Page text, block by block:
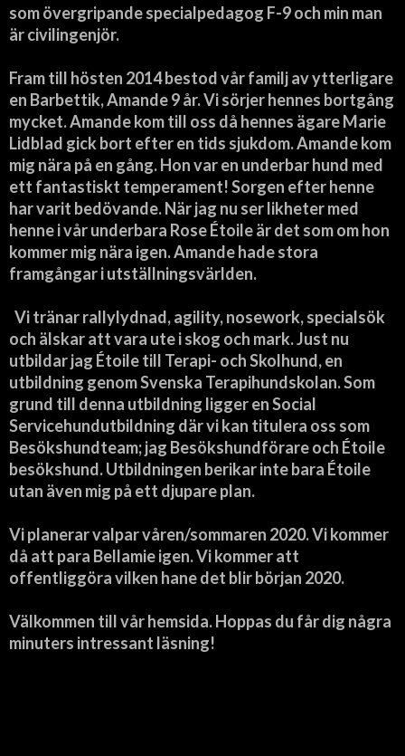
som övergripande specialpedagog F-9 och min man
är civilingenjör.
Fram till hösten 2014 bestod vår familj av ytterligare
en Barbettik, Amande 9 år. Vi sörjer hennes bortgång
mycket. Amande kom till oss då hennes ägare Marie
Lidblad gick bort efter en tids sjukdom. Amande kom
mig nära på en gång. Hon var en underbar hund med
ett fantastiskt temperament! Sorgen efter henne
har varit bedövande. När jag nu ser likheter med
henne i vår underbara Rose Étoile är det som om hon
kommer mig nära igen. Amande hade stora
framgångar i utställningsvärlden.
Vi tränar rallylydnad, agility, nosework, specialsök
och älskar att vara ute i skog och mark. Just nu
utbildar jag Étoile till Terapi- och Skolhund, en
utbildning genom Svenska Terapihundskolan. Som
grund till denna utbildning ligger en Social
Servicehundutbildning där vi kan titulera oss som
Besökshundteam; jag Besökshundförare och Étoile
besökshund. Utbildningen berikar inte bara Étoile
utan även mig på ett djupare plan.
Vi planerar valpar våren/sommaren 2020. Vi kommer
då att para Bellamie igen. Vi kommer att
offentliggöra vilken hane det blir början 2020.
Välkommen till vår hemsida. Hoppas du får dig några
minuters intressant läsning!